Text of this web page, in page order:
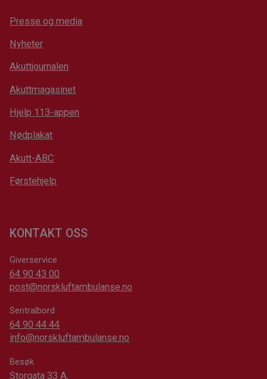
Presse og media
Nyheter
Akuttjournalen
Akuttmagasinet
Hjelp 113-appen
Nødplakat
Akutt-ABC
Førstehjelp
KONTAKT OSS
Giverservice
64 90 43 00
post@norskluftambulanse.no
Sentralbord
64 90 44 44
info@norskluftambulanse.no
Besøk
Storgata 33 A,